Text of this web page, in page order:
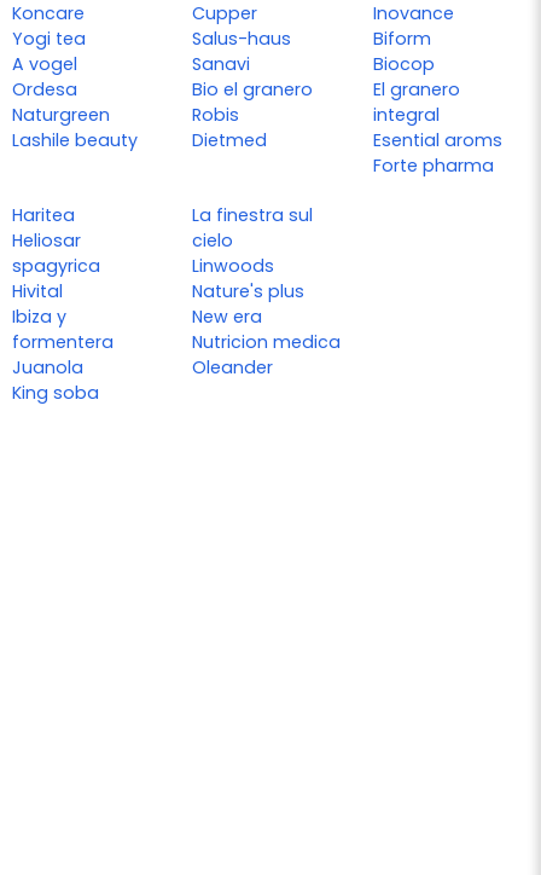
Koncare
Yogi tea
A vogel
Ordesa
Naturgreen
Lashile beauty
Cupper
Salus-haus
Sanavi
Bio el granero
Robis
Dietmed
Inovance
Biform
Biocop
El granero
integral
Esential aroms
Forte pharma
Haritea
Heliosar
spagyrica
Hivital
Ibiza y
formentera
Juanola
King soba
La finestra sul
cielo
Linwoods
Nature's plus
New era
Nutricion medica
Oleander